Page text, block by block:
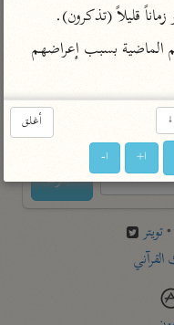
تفسير قتادة
اشترك
تويتر
زماناً قليلاً (تذكرون).
أغلق ↓
ا+ ا-